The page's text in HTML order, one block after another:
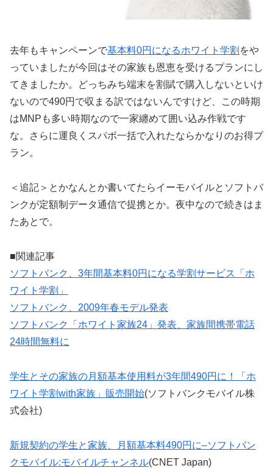
去年もキャンペーンで基本料0円になるホワイト学割 をや
っていましたが今回はその家族も恩恵を受けるプランにし
てきましたか。どっちみち端末を割賦で購入しないといけ
ないので490円で収まる訳ではないんですけど、この時期
はMNPも多い時期なので一家纏めて囲い込み作戦です
な。さらに運良くスパボ一括で入れたならかなりのお得プ
ラン。
＜追記＞とかなんとか書いてたらイーモバイルとソフトバ
ンクが定額制データ通信で提携とか。夜中なので続きはま
たあとで。
■関連記事
ソフトバンク、3年間基本料0円になる学割サービス「ホ
ワイト学割」
ソフトバンク、2009年春モデル発表
ソフトバンク「ホワイト家族24」発表、家族間携帯電話
24時間無料に
学生とその家族の月額基本使用料が3年間490円に！「ホ
ワイト学割with家族」販売開始(ソフトバンクモバイル株
式会社)
新規契約の学生と家族、月額基本料490円に–ソフトバン
クモバイル:モバイルチャンネル(CNET Japan)